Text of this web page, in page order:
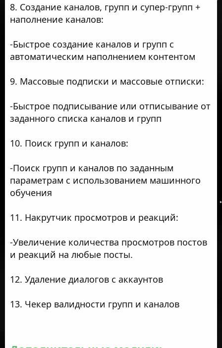
8. Создание каналов, групп и супер-групп +
наполнение каналов:
-Быстрое создание каналов и групп с
автоматическим наполнением контентом
9. Массовые подписки и массовые отписки:
-Быстрое подписывание или отписывание от
заданного списка каналов и групп
10. Поиск групп и каналов:
-Поиск групп и каналов по заданным
параметрам с использованием машинного
обучения
11. Накрутчик просмотров и реакций:
-Увеличение количества просмотров постов
и реакций на любые посты.
12. Удаление диалогов с аккаунтов
13. Чекер валидности групп и каналов